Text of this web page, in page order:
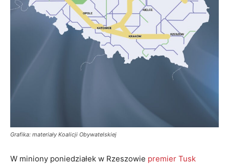
Grafika: materiały Koalicji Obywatelskiej
W miniony poniedziałek w Rzeszowie premier Tusk